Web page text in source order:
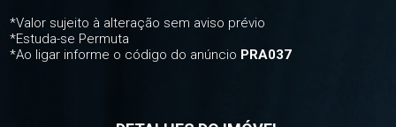
*Valor sujeito à alteração sem aviso prévio
*Estuda-se Permuta
*Ao ligar informe o código do anúncio PRA037